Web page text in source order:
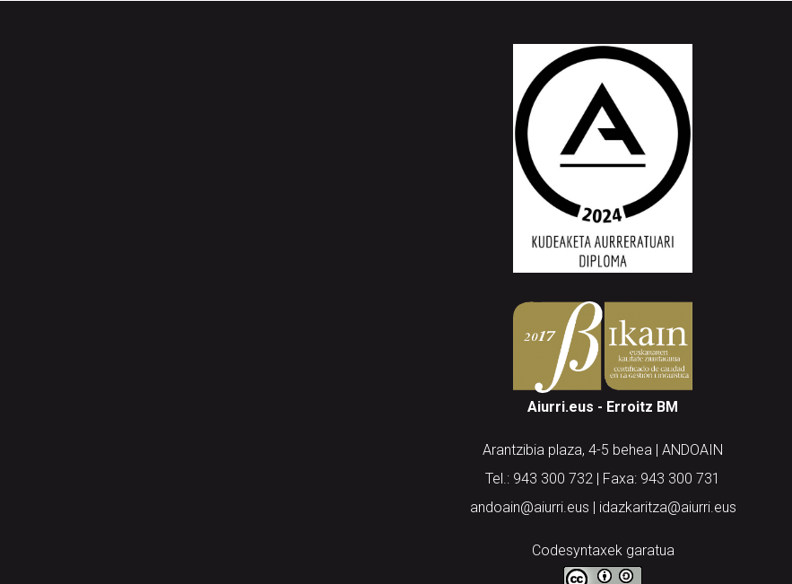
Aiurri.eus - Erroitz BM
Arantzibia plaza, 4-5 behea | ANDOAIN
Tel.: 943 300 732 | Faxa: 943 300 731
andoain@aiurri.eus | idazkaritza@aiurri.eus
Codesyntaxek garatua